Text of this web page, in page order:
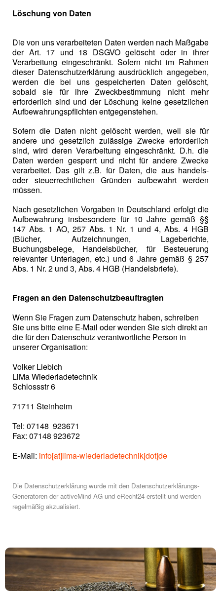
Löschung von Daten
Die von uns verarbeiteten Daten werden nach Maßgabe
der Art. 17 und 18 DSGVO gelöscht oder in ihrer
Verarbeitung eingeschränkt. Sofern nicht im Rahmen
dieser Datenschutzerklärung ausdrücklich angegeben,
werden die bei uns gespeicherten Daten gelöscht,
sobald sie für ihre Zweckbestimmung nicht mehr
erforderlich sind und der Löschung keine gesetzlichen
Aufbewahrungspflichten entgegenstehen.
Sofern die Daten nicht gelöscht werden, weil sie für
andere und gesetzlich zulässige Zwecke erforderlich
sind, wird deren Verarbeitung eingeschränkt. D.h. die
Daten werden gesperrt und nicht für andere Zwecke
verarbeitet. Das gilt z.B. für Daten, die aus handels-
oder steuerrechtlichen Gründen aufbewahrt werden
müssen.
Nach gesetzlichen Vorgaben in Deutschland erfolgt die
Aufbewahrung insbesondere für 10 Jahre gemäß §§
147 Abs. 1 AO, 257 Abs. 1 Nr. 1 und 4, Abs. 4 HGB
(Bücher, Aufzeichnungen, Lageberichte,
Buchungsbelege, Handelsbücher, für Besteuerung
relevanter Unterlagen, etc.) und 6 Jahre gemäß § 257
Abs. 1 Nr. 2 und 3, Abs. 4 HGB (Handelsbriefe).
Fragen an den Datenschutzbeauftragten
Wenn Sie Fragen zum Datenschutz haben, schreiben
Sie uns bitte eine E-Mail oder wenden Sie sich direkt an
die für den Datenschutz verantwortliche Person in
unserer Organisation:
Volker Liebich
LiMa Wiederladetechnik
Schlossstr 6
71711 Steinheim
Tel: 07148 923671
Fax: 07148 923672
E-Mail: info[at]lima-wiederladetechnik[dot]de
Die Datenschutzerklärung wurde mit den Datenschutzerklärungs-
Generatoren der activeMind AG und eRecht24 erstellt und werden
regelmäßig akzualisiert.